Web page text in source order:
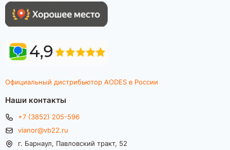
Официальный дистрибьютор AODES в России
Наши контакты
+7 (3852) 205-596
vianor@vb22.ru
г. Барнаул, Павловский тракт, 52